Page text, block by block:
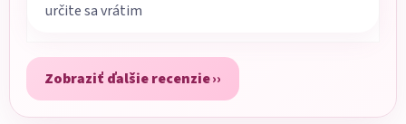
určite sa vrátim
Zobraziť ďalšie recenzie